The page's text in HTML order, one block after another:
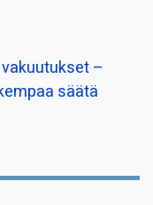
–
säätä